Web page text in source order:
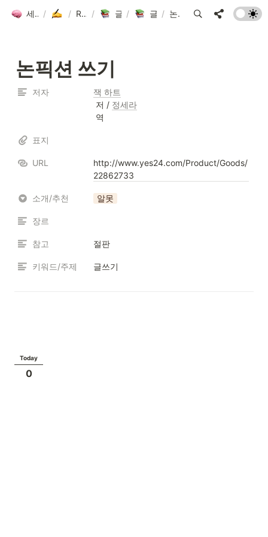
세컨드 브레인 그룹 위키 / 글쓰기방
/ Resources / 글쓰기방 도서 목록/ 글쓰기방 도서 목록
/ 논픽션 쓰기
논픽션 쓰기
저자
잭 하트
저 / 정세라
역
표지
URL
http://www.yes24.com/Product/Goods/
22862733
소개/추천 알못
장르
참고 절판
키워드/주제 글쓰기
Today
0